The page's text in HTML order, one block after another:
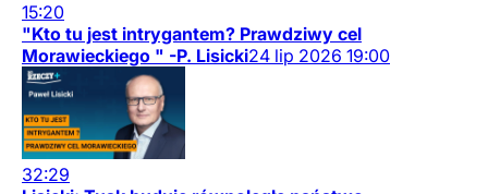
15:20
"Kto tu jest intrygantem? Prawdziwy cel
Morawieckiego " -P. Lisicki24 lip 2026 19:00
32:29